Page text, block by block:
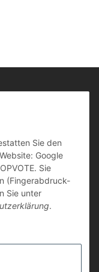
Sie den
Google
Sie
(Fingerabdruck-
Sie unter
.